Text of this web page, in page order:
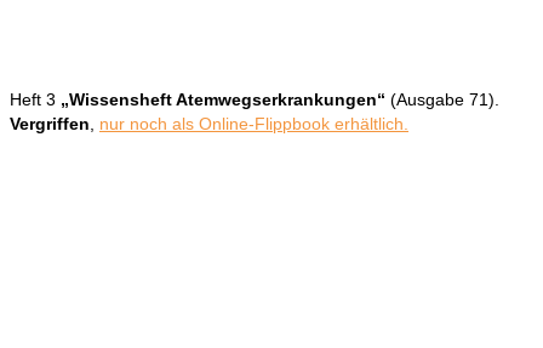
Heft 3 „Wissensheft Atemwegserkrankungen“ (Ausgabe 71).
Vergriffen
nur noch als Online-Flippbook erhältlich.